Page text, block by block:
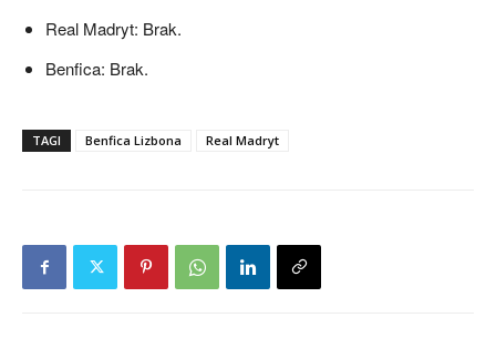
Real Madryt: Brak.
Benfica: Brak.
TAGI Benfica Lizbona Real Madryt